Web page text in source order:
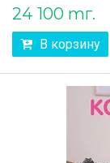
24 100 тг.
В корзину